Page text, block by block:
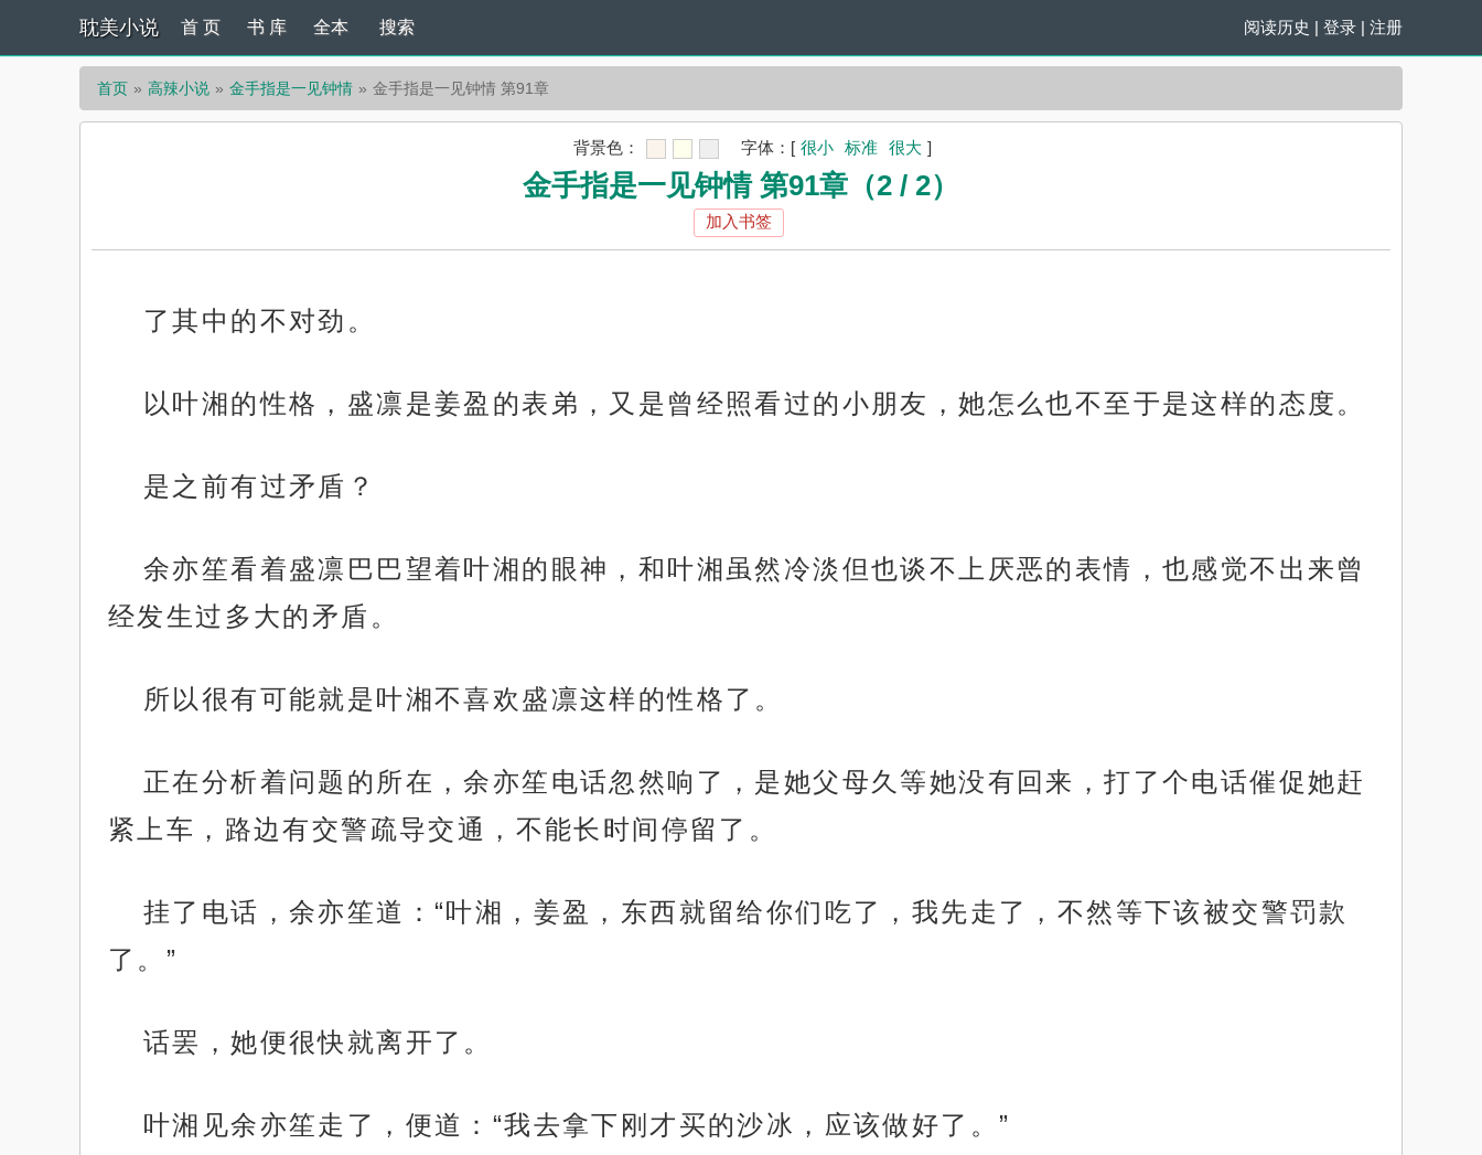
耽美小说 阅读历史 | 登录 | 注册
首 页 书 库 全本 搜索
首页 高辣小说 金手指是一见钟情 金手指是一见钟情 第91章
背景色： 字体： [ 很小 标准 很大 ]
金手指是一见钟情 第91章（2 / 2）
加入书签
了其中的不对劲。
以叶湘的性格，盛凛是姜盈的表弟，又是曾经照看过的小朋友，她怎么也不至于是这样的态度。
是之前有过矛盾？
余亦笙看着盛凛巴巴望着叶湘的眼神，和叶湘虽然冷淡但也谈不上厌恶的表情，也感觉不出来曾
经发生过多大的矛盾。
所以很有可能就是叶湘不喜欢盛凛这样的性格了。
正在分析着问题的所在，余亦笙电话忽然响了，是她父母久等她没有回来，打了个电话催促她赶
紧上车，路边有交警疏导交通，不能长时间停留了。
挂了电话，余亦笙道：“叶湘，姜盈，东西就留给你们吃了，我先走了，不然等下该被交警罚款
了。”
话罢，她便很快就离开了。
叶湘见余亦笙走了，便道：“我去拿下刚才买的沙冰，应该做好了。”